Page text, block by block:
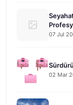
07 Jul
02 Mar